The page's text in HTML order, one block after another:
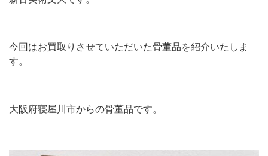
今回はお買取りさせていただいた骨董品を紹介いたしま
す。
大阪府寝屋川市からの骨董品です。